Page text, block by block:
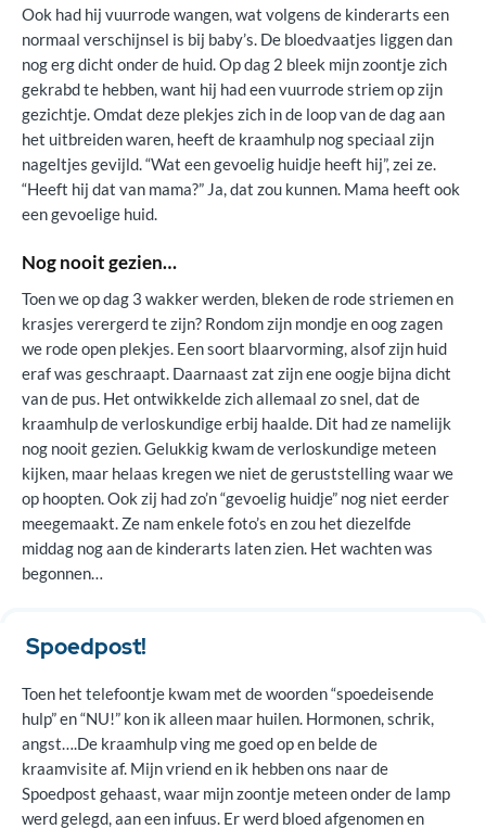
Ook had hij vuurrode wangen, wat volgens de kinderarts een
normaal verschijnsel is bij baby’s. De bloedvaatjes liggen dan
nog erg dicht onder de huid. Op dag 2 bleek mijn zoontje zich
gekrabd te hebben, want hij had een vuurrode striem op zijn
gezichtje. Omdat deze plekjes zich in de loop van de dag aan
het uitbreiden waren, heeft de kraamhulp nog speciaal zijn
nageltjes gevijld. “Wat een gevoelig huidje heeft hij”, zei ze.
“Heeft hij dat van mama?” Ja, dat zou kunnen. Mama heeft ook
een gevoelige huid.
Nog nooit gezien…
Toen we op dag 3 wakker werden, bleken de rode striemen en
krasjes verergerd te zijn? Rondom zijn mondje en oog zagen
we rode open plekjes. Een soort blaarvorming, alsof zijn huid
eraf was geschraapt. Daarnaast zat zijn ene oogje bijna dicht
van de pus. Het ontwikkelde zich allemaal zo snel, dat de
kraamhulp de verloskundige erbij haalde. Dit had ze namelijk
nog nooit gezien. Gelukkig kwam de verloskundige meteen
kijken, maar helaas kregen we niet de geruststelling waar we
op hoopten. Ook zij had zo’n “gevoelig huidje” nog niet eerder
meegemaakt. Ze nam enkele foto’s en zou het diezelfde
middag nog aan de kinderarts laten zien. Het wachten was
begonnen…
Spoedpost!
Toen het telefoontje kwam met de woorden “spoedeisende
hulp” en “NU!” kon ik alleen maar huilen. Hormonen, schrik,
angst….De kraamhulp ving me goed op en belde de
kraamvisite af. Mijn vriend en ik hebben ons naar de
Spoedpost gehaast, waar mijn zoontje meteen onder de lamp
werd gelegd, aan een infuus. Er werd bloed afgenomen en